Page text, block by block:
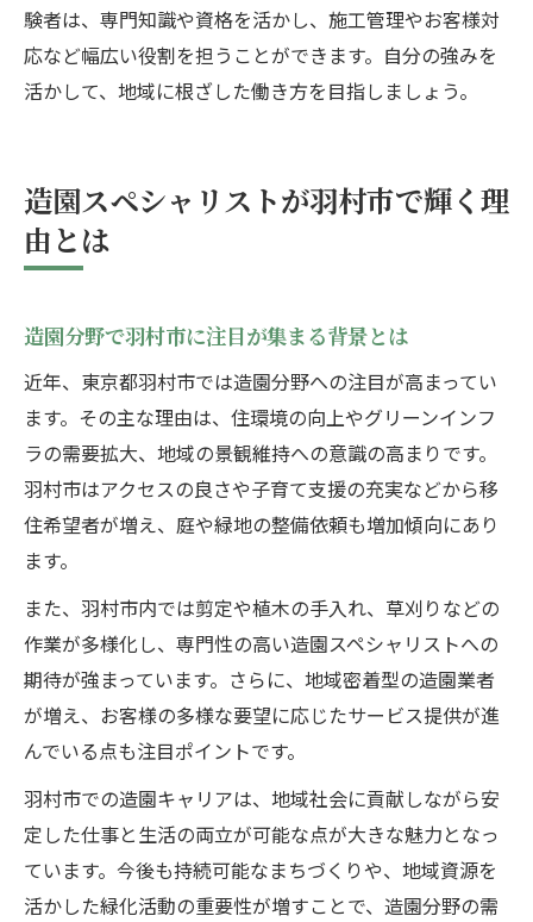
験者は、専門知識や資格を活かし、施工管理やお客様対
応など幅広い役割を担うことができます。自分の強みを
活かして、地域に根ざした働き方を目指しましょう。
造園スペシャリストが羽村市で輝く理
由とは
造園分野で羽村市に注目が集まる背景とは
近年、東京都羽村市では造園分野への注目が高まってい
ます。その主な理由は、住環境の向上やグリーンインフ
ラの需要拡大、地域の景観維持への意識の高まりです。
羽村市はアクセスの良さや子育て支援の充実などから移
住希望者が増え、庭や緑地の整備依頼も増加傾向にあり
ます。
また、羽村市内では剪定や植木の手入れ、草刈りなどの
作業が多様化し、専門性の高い造園スペシャリストへの
期待が強まっています。さらに、地域密着型の造園業者
が増え、お客様の多様な要望に応じたサービス提供が進
んでいる点も注目ポイントです。
羽村市での造園キャリアは、地域社会に貢献しながら安
定した仕事と生活の両立が可能な点が大きな魅力となっ
ています。今後も持続可能なまちづくりや、地域資源を
活かした緑化活動の重要性が増すことで、造園分野の需